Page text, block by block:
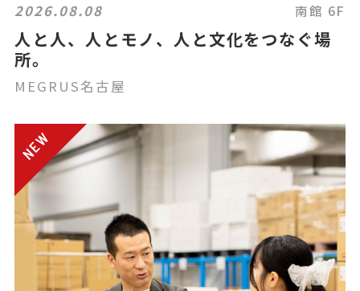
2026.08.08 南館 6F
人と人、人とモノ、人と文化をつなぐ場
所。
MEGRUS名古屋